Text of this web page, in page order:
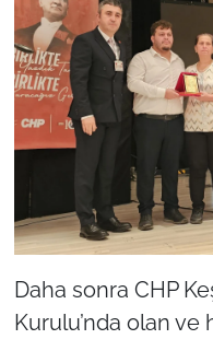
Daha sonra CHP
Kurulu’nda olan ve